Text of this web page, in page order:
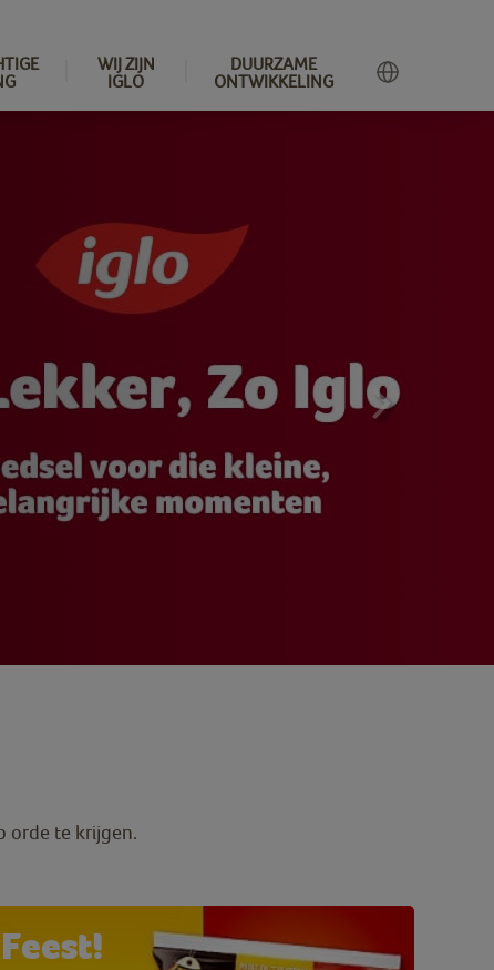
WIJ ZIJN
IGLO
DUURZAME
ONTWIKKELING
orde te krijgen.